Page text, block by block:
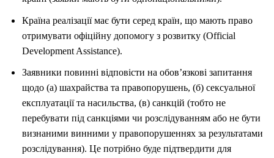
Країна реалізації має бути серед країн, що мають право
отримувати офіційну допомогу з розвитку (Official
Development Assistance).
Заявники повинні відповісти на обов’язкові запитання
щодо (а) шахрайства та правопорушень, (б) сексуальної
експлуатації та насильства, (в) санкцій (тобто не
перебувати під санкціями чи розслідуванням або не бути
визнаними винними у правопорушеннях за результатами
розслідування). Це потрібно буде підтвердити для